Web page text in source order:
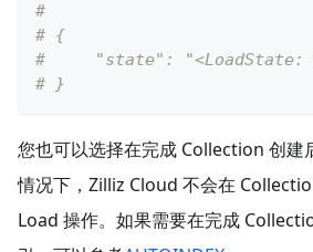
#
# {
#     "state": "<LoadState:
# }
您也可以选择在完成 Collection 创建
情况下，Zilliz Cloud 不会在
Load 操作。如果需要在完成